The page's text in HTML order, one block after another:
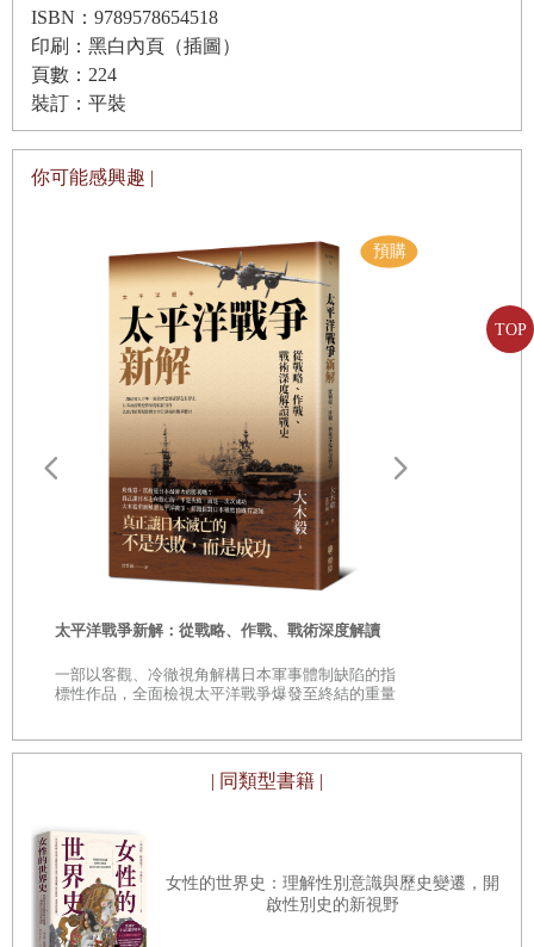
TOP
對權力的欲望
權宜的近視性
信守諾言的重要性
慎作諾言的重要性
戰爭細菌
戰爭細菌如何頑抗不滅
節制的重要性
如幻影般的條約
知識份子的兩難
服從的局限性
武力的問題
限制戰爭的問題
世界秩序的問題
第二個目標是歷史的實用價值。德意志帝國宰相俾斯麥
曾經說過：「愚人說他們從經驗中學習。我則寧願利用
他人的經驗。」就這一點而言，研究歷史能夠提供最大
可能的機會。它是一種普世的經驗——比任何個人的經
驗都是無限的較長、較廣、和較複雜而多變。
群。中國人尤其敬老，並認為一位年齡超過八十歲的人
應該比其他的人都還要聰明。但八十歲對於史學家而言
並不算什麼。只要不是文盲，在他的腦海裡都可以累積
三千年以上的經驗。
彼里比亞斯對於這一點曾有如下的高論：「對於人類而
言，有兩條改革的途徑——一是透過他們自己不幸的遭
遇，二是透過旁人不幸的遭遇；前者是比較確實無誤，
而後者則痛苦較少……我們應經常尋求第二種的途徑；
因為這樣，我們可以使自己不受傷害，而又能對所應追
求的最佳途徑獲得一種較明確的認識 ……
育中的最佳者。」
在我本人的特殊研究領域內，他的這種忠告所具有的實
時，使各國參謀本部受到奇襲的主要發展，從前半個世
紀連續各次戰爭的研究中即可演繹得出來。為什麼它們
不曾被演繹出來呢？一部份是因為參謀本部的研究範圍
太狹窄，另一部份是他們受到自己職業利益和感情的蒙
蔽。但是某些非官方的戰爭研究者，由於能夠有超然的
思想，所以也就能夠從對過去戰爭的研究中，正確的演
ISBN：9789578654518
印刷：黑白內頁（插圖）
頁數：224
裝訂：平裝
你可能感興趣 |
太平洋戰爭新解：從戰略、作戰、戰術深度解讀
一部以客觀、冷徹視角解構日本軍事體制缺陷的指
標性作品，全面檢視太平洋戰爭爆發至終結的重量
| 同類型書籍 |
女性的世界史：理解性別意識與歷史變遷，開
啟性別史的新視野